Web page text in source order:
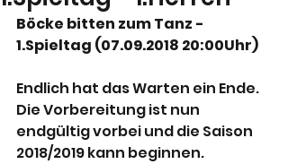
Böcke bitten zum Tanz -
1.Spieltag (07.09.2018 20:00Uhr)
Endlich hat das Warten ein Ende.
Die Vorbereitung ist nun
endgültig vorbei und die Saison
2018/2019 kann beginnen.